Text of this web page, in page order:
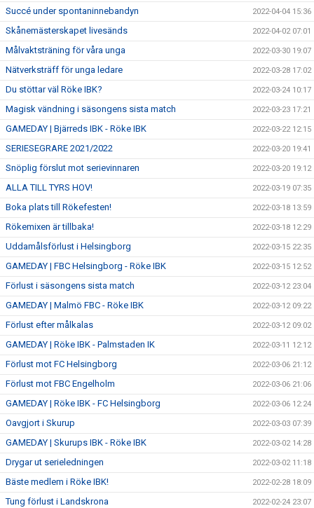
Succé under spontaninnebandyn 2022-04-04 15:36
Skånemästerskapet livesänds 2022-04-02 07:01
Målvaktsträning för våra unga 2022-03-30 19:07
Nätverksträff för unga ledare 2022-03-28 17:02
Du stöttar väl Röke IBK? 2022-03-24 10:17
Magisk vändning i säsongens sista match 2022-03-23 17:21
GAMEDAY | Bjärreds IBK - Röke IBK 2022-03-22 12:15
SERIESEGRARE 2021/2022 2022-03-20 19:41
Snöplig förslut mot serievinnaren 2022-03-20 19:12
ALLA TILL TYRS HOV! 2022-03-19 07:35
Boka plats till Rökefesten! 2022-03-18 13:59
Rökemixen är tillbaka! 2022-03-18 12:29
Uddamålsförlust i Helsingborg 2022-03-15 22:35
GAMEDAY | FBC Helsingborg - Röke IBK 2022-03-15 12:52
Förlust i säsongens sista match 2022-03-12 23:04
GAMEDAY | Malmö FBC - Röke IBK 2022-03-12 09:22
Förlust efter målkalas 2022-03-12 09:02
GAMEDAY | Röke IBK - Palmstaden IK 2022-03-11 12:12
Förlust mot FC Helsingborg 2022-03-06 21:12
Förlust mot FBC Engelholm 2022-03-06 21:06
GAMEDAY | Röke IBK - FC Helsingborg 2022-03-06 12:24
Oavgjort i Skurup 2022-03-03 07:39
GAMEDAY | Skurups IBK - Röke IBK 2022-03-02 14:28
Drygar ut serieledningen 2022-03-02 11:18
Bäste medlem i Röke IBK! 2022-02-28 18:09
Tung förlust i Landskrona 2022-02-24 23:07